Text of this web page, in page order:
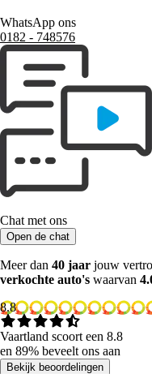
WhatsApp ons
0182 ‑ 748576
Chat met ons
Open de chat
Meer dan 40 jaar jouw
verkochte auto's waarvan
8.8
Vaartland scoort een 8.8
en 89% beveelt ons aan
Bekijk beoordelingen